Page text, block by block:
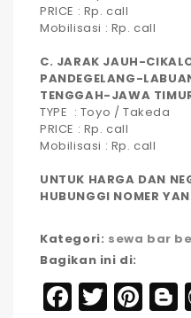
PRICE : Rp. call
Mobilisasi : Rp. call
C. JARAK JAUH-
PANDEGELANG-
TENGGAH-JAWA
TYPE : Toyo / Takeda
PRICE : Rp. call
Mobilisasi : Rp. call
UNTUK HARGA DAN
HUBUNGGI NOMER
Kategori: sewa bar
Bagikan ini di: